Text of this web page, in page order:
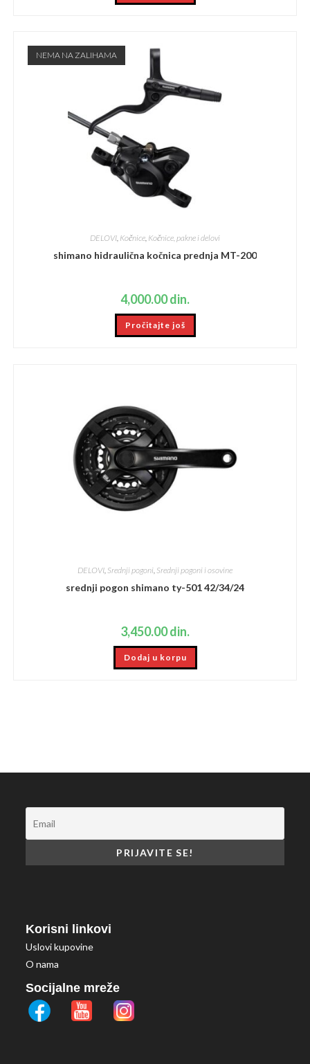
NEMA NA ZALIHAMA
DELOVI, Kočnice, Kočnice, pakne i delovi
shimano hidraulična kočnica prednja MT-200
4,000.00din.
Pročitajte još
DELOVI, Srednji pogoni, Srednji pogoni i osovine
srednji pogon shimano ty-501 42/34/24
3,450.00din.
Dodaj u korpu
Korisni linkovi
Uslovi kupovine
O nama
Socijalne mreže